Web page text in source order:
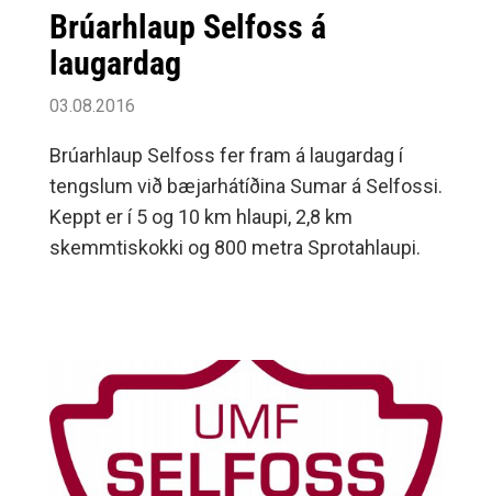
Brúarhlaup Selfoss á
laugardag
03.08.2016
Brúarhlaup Selfoss fer fram á laugardag í
tengslum við bæjarhátíðina Sumar á Selfossi.
Keppt er í 5 og 10 km hlaupi, 2,8 km
skemmtiskokki og 800 metra Sprotahlaupi.